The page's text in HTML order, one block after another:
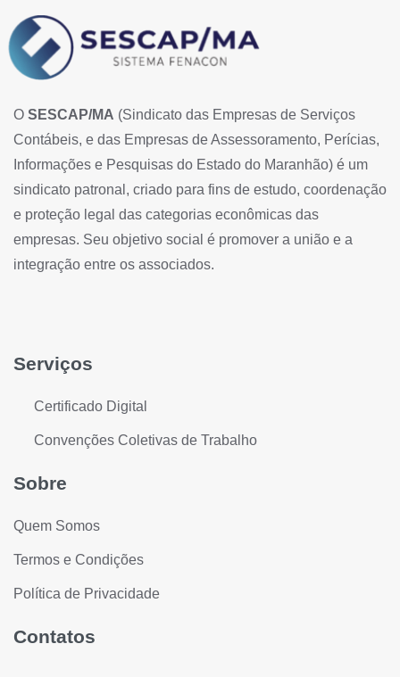
O SESCAP/MA (Sindicato das Empresas de Serviços
Contábeis, e das Empresas de Assessoramento, Perícias,
Informações e Pesquisas do Estado do Maranhão) é um
sindicato patronal, criado para fins de estudo, coordenação
e proteção legal das categorias econômicas das
empresas. Seu objetivo social é promover a união e a
integração entre os associados.
Serviços
Certificado Digital
Convenções Coletivas de Trabalho
Sobre
Quem Somos
Termos e Condições
Política de Privacidade
Contatos